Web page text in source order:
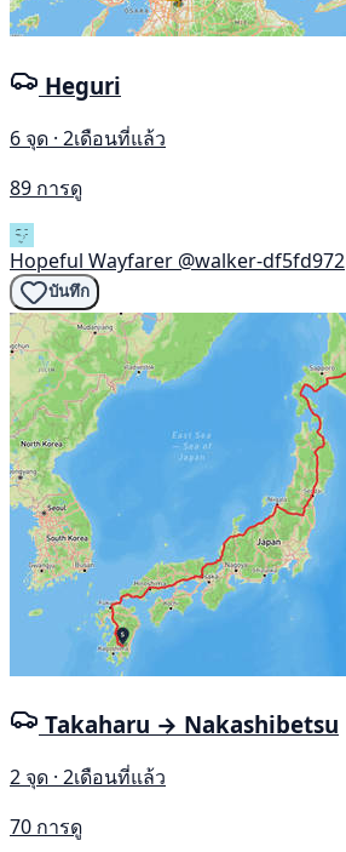
Heguri
6 จุด · 2เดือนที่แล้ว
89 การดู
Hopeful Wayfarer @walker-df5fd972
บันทึก
Takaharu → Nakashibetsu
2 จุด · 2เดือนที่แล้ว
70 การดู